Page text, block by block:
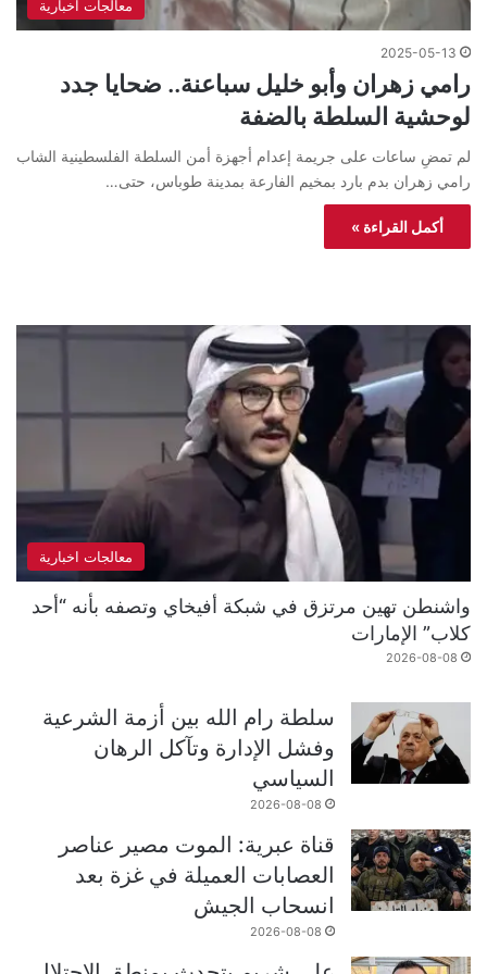
معالجات اخبارية
2025-05-13
رامي زهران وأبو خليل سباعنة.. ضحايا جدد
لوحشية السلطة بالضفة
لم تمضِ ساعات على جريمة إعدام أجهزة أمن السلطة الفلسطينية الشاب
رامي زهران بدم بارد بمخيم الفارعة بمدينة طوباس، حتى…
أكمل القراءة »
معالجات اخبارية
واشنطن تهين مرتزق في شبكة أفيخاي وتصفه بأنه “أحد
كلاب” الإمارات
2026-08-08
سلطة رام الله بين أزمة الشرعية
وفشل الإدارة وتآكل الرهان
السياسي
2026-08-08
قناة عبرية: الموت مصير عناصر
العصابات العميلة في غزة بعد
انسحاب الجيش
2026-08-08